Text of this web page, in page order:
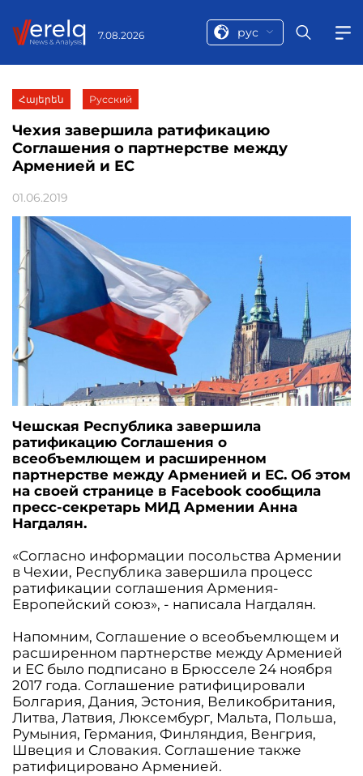
7.08.2026 рус
Հայերեն Русский
Чехия завершила ратификацию
Соглашения о партнерстве между
Арменией и ЕС
01.06.2019
Чешская Республика завершила
ратификацию Соглашения о
всеобъемлющем и расширенном
партнерстве между Арменией и ЕС. Об этом
на своей странице в Facebook сообщила
пресс-секретарь МИД Армении Анна
Нагдалян.
«Согласно информации посольства Армении
в Чехии, Республика завершила процесс
ратификации соглашения Армения-
Европейский союз», - написала Нагдалян.
Напомним, Соглашение о всеобъемлющем и
расширенном партнерстве между Арменией
и ЕС было подписано в Брюсселе 24 ноября
2017 года. Соглашение ратифицировали
Болгария, Дания, Эстония, Великобритания,
Литва, Латвия, Люксембург, Мальта, Польша,
Румыния, Германия, Финляндия, Венгрия,
Швеция и Словакия. Соглашение также
ратифицировано Арменией.